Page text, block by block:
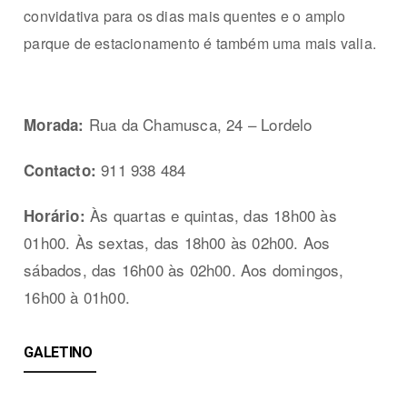
convidativa para os dias mais quentes e o amplo
parque de estacionamento é também uma mais valia.
Morada: Rua da Chamusca, 24 – Lordelo
Contacto: 911 938 484
Horário: Às quartas e quintas, das 18h00 às
01h00. Às sextas, das 18h00 às 02h00. Aos
sábados, das 16h00 às 02h00. Aos domingos,
16h00 à 01h00.
GALETINO